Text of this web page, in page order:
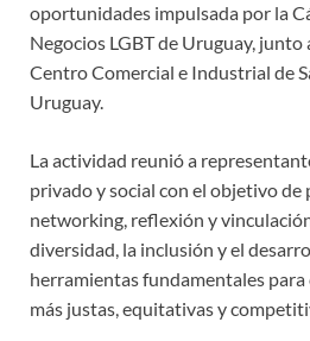
oportunidades impulsada por la
Negocios LGBT de Uruguay, junto
Centro Comercial e Industrial de
Uruguay.
La actividad reunió a
privado y social con el objetivo de
networking, reflexión y
diversidad, la inclusión y el
herramientas fundamentales
más justas, equitativas y